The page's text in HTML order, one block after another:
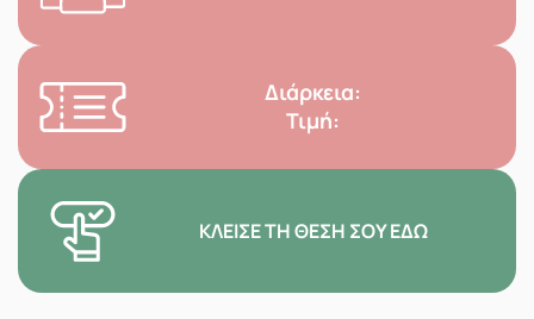
Διάρκεια:
Τιμή:
ΚΛΕΊΣΕ ΤΗ ΘΈΣΗ ΣΟΥ ΕΔΏ